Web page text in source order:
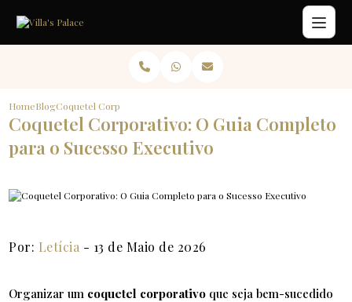
HomeBlogCoquetel Corporativo: O Guia Completo para o Sucesso Executivo
Coquetel Corporativo: O Guia Completo
para o Sucesso Executivo
Por: Letícia - 13 de Maio de 2026
Organizar um coquetel corporativo que seja bem-sucedido